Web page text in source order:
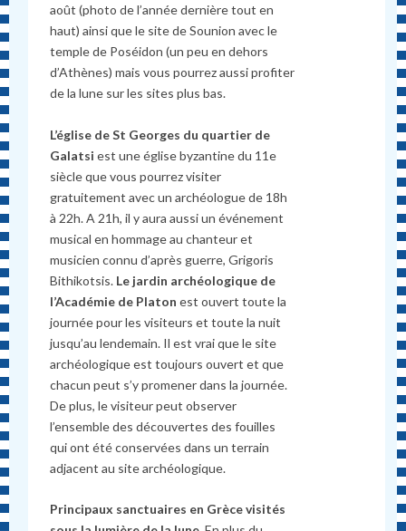
août (photo de l’année dernière tout en
haut) ainsi que le site de Sounion avec le
temple de Poséidon (un peu en dehors
d’Athènes) mais vous pourrez aussi profiter
de la lune sur les sites plus bas.
L’église de St Georges du quartier de
Galatsi est une église byzantine du 11e
siècle que vous pourrez visiter
gratuitement avec un archéologue de 18h
à 22h. A 21h, il y aura aussi un événement
musical en hommage au chanteur et
musicien connu d’après guerre, Grigoris
Bithikotsis. Le jardin archéologique de
l’Académie de Platon est ouvert toute la
journée pour les visiteurs et toute la nuit
jusqu’au lendemain. Il est vrai que le site
archéologique est toujours ouvert et que
chacun peut s’y promener dans la journée.
De plus, le visiteur peut observer
l’ensemble des découvertes des fouilles
qui ont été conservées dans un terrain
adjacent au site archéologique.
Principaux sanctuaires en Grèce visités